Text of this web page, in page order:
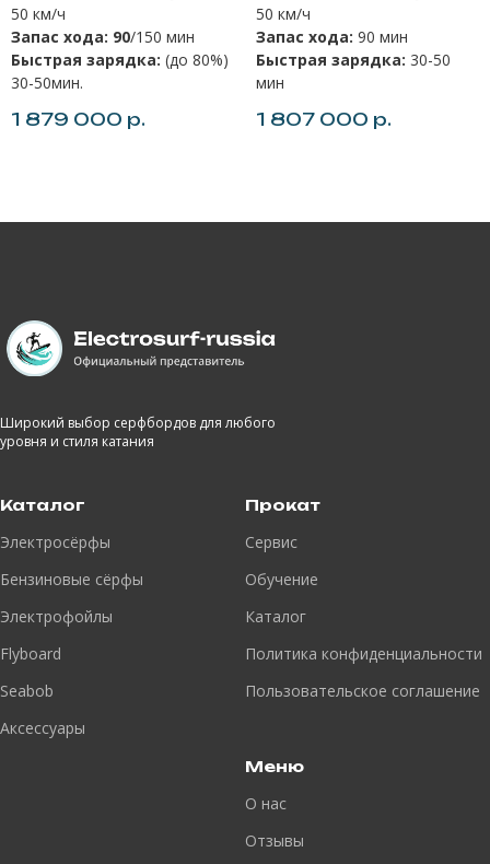
50 км/ч
Запас хода: 90/150 мин
Быстрая зарядка: (до 80%)
30-50мин.
1 879 000 р.
50 км/ч
Запас хода: 90 мин
Быстрая зарядка: 30-50
мин
1 807 000 р.
Широкий выбор серфбордов для любого
уровня и стиля катания
Каталог
Электросёрфы
Бензиновые сёрфы
Электрофойлы
Flyboard
Seabob
Аксессуары
Прокат
Сервис
Обучение
Каталог
Политика конфиденциальности
Пользовательское соглашение
Меню
О нас
Отзывы